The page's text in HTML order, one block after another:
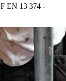
EN 13 374 -